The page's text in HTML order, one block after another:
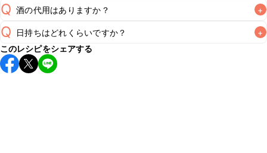
A
Q 酒の代用はありますか？ +
A
Q 日持ちはどれくらいですか？ +
保存期間は冷蔵で翌日中が目安です。なるべくお早めにお召
し上がりください。
このレシピをシェアする